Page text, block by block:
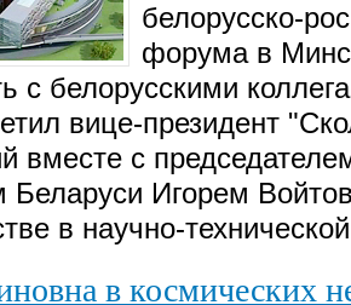
белорусско-
форума в
с белорусскими
вице-президент
вместе с
Беларуси Игорем
в научно-
в космических